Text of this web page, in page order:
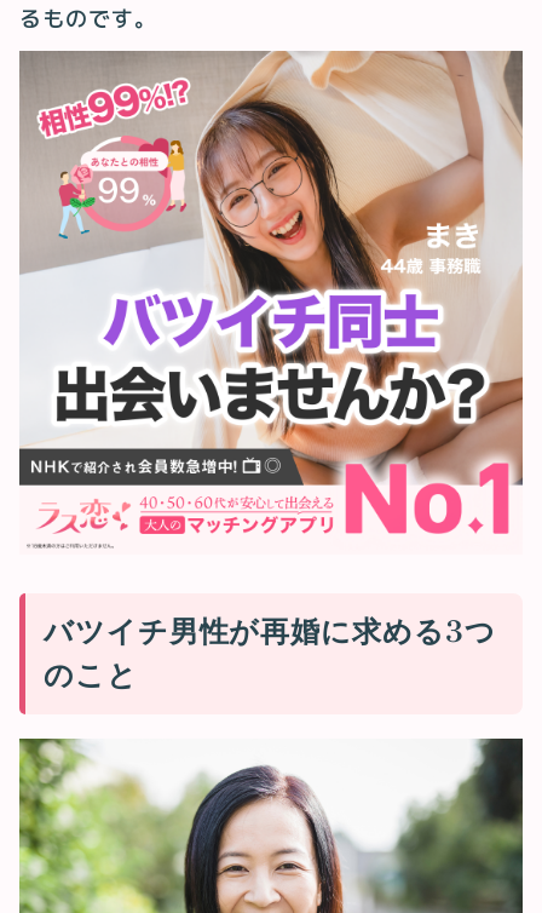
るものです。
バツイチ男性が再婚に求める3つ
のこと